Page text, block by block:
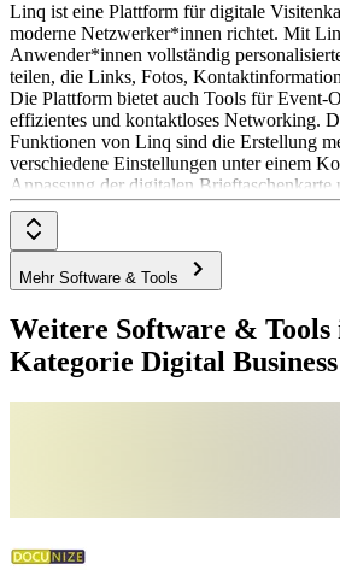
Linq ist eine Plattform für digitale
moderne Netzwerker*innen richtet. Mit
Anwender*innen vollständig
teilen, die Links, Fotos,
Die Plattform bietet auch Tools für Event-
effizientes und kontaktloses Networking.
Funktionen von Linq sind die Erstellung
verschiedene Einstellungen unter einem
Anpassung der digitalen
oder mehrere Profile an mehrere Produkte
verschiedene Preispläne an, darunter Linq
Die genauen Preise können auf der Website
eingesehen werden.
Mehr Software & Tools
Weitere Software & Tools
Kategorie Digital